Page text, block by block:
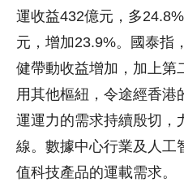
運收益432億元，多
元，增加23.9%。國泰指
健帶動收益增加，加上第
用其他樞紐，令途經香港
運運力的需求持續殷切，
線。數據中心行業及人工
值科技產品的運載需求。